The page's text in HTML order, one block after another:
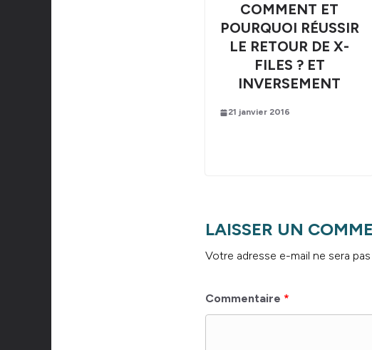
COMMENT ET
POURQUOI RÉUSSIR
LE RETOUR DE X-
FILES ? ET
INVERSEMENT
21 janvier 2016
LAISSER UN
Votre adresse e-mail ne sera
Commentaire *